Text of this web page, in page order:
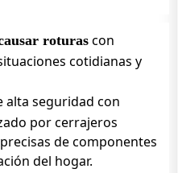
roturas con
cotidianas y
alta seguridad con
por cerrajeros
de componentes
del hogar.